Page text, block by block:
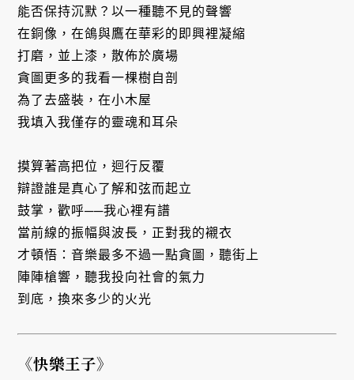
能否保持沉默？以一種聽不見的聲響
在銅像，在鴿與鷹在華彩的即興裡凝縮
打磨，並上漆，散佈於廣場
貪圖更多的我看一棵樹自剖
為了去盛裝，在小木屋
我填入我僅存的靈魂和耳朵
摸算著高把位，迴行反覆
辯證誰是真心了解和弦而起立
鼓掌，歡呼──我心裡有譜
當前線的振幅與波長，正對我的襯衣
才頓悟：音樂最多不過一點貪圖，聽街上
陣陣槍響，聽我投向社會的氣力
到底，換來多少的火光
《快樂王子》